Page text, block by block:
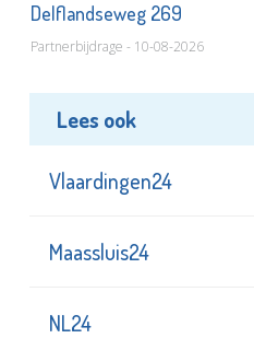
Delflandseweg 269
Partnerbijdrage - 10-08-2026
Lees ook
Vlaardingen24
Maassluis24
NL24